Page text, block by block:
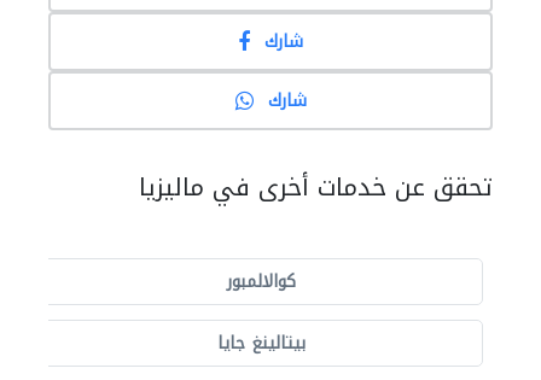
شارك
شارك
تحقق عن خدمات أخرى في ماليزيا
كوالالمبور
بيتالينغ جايا